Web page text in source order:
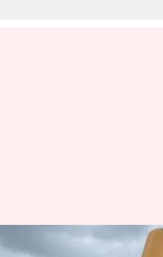
आगरा: फाइनेंस